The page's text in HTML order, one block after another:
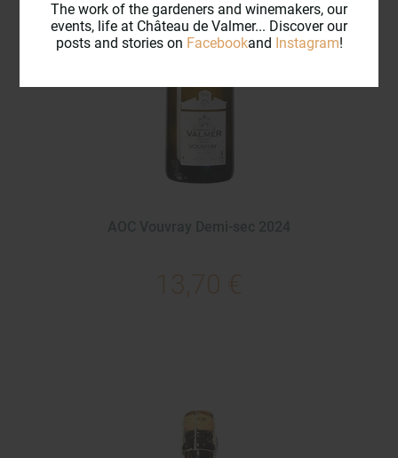
The work of the gardeners and winemakers, our
events, life at Château de Valmer... Discover our
posts and stories on Facebookand Instagram!